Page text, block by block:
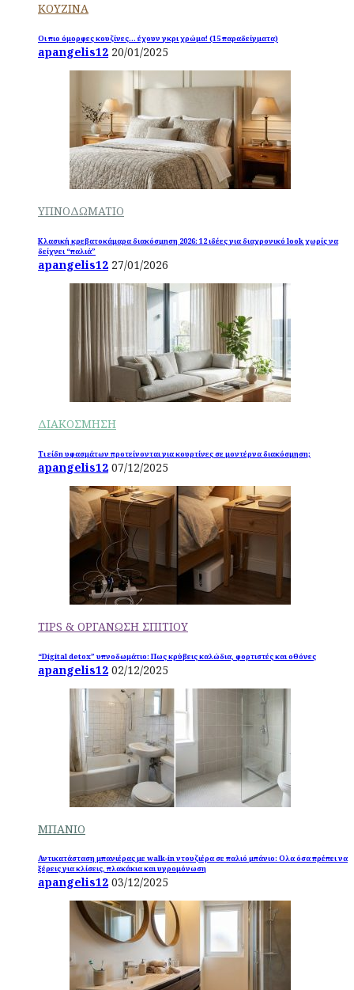
ΚΟΥΖΙΝΑ
Οι πιο όμορφες κουζίνες… έχουν γκρι χρώμα! (15 παραδείγματα)
apangelis12 20/01/2025
ΥΠΝΟΔΩΜΑΤΙΟ
Κλασική κρεβατοκάμαρα διακόσμηση 2026: 12 ιδέες για διαχρονικό look χωρίς να
δείχνει “παλιά”
apangelis12 27/01/2026
ΔΙΑΚΟΣΜΗΣΗ
Τι είδη υφασμάτων προτείνονται για κουρτίνες σε μοντέρνα διακόσμηση;
apangelis12 07/12/2025
TIPS & ΟΡΓΑΝΩΣΗ ΣΠΙΤΙΟΥ
“Digital detox” υπνοδωμάτιο: Πως κρύβεις καλώδια, φορτιστές και οθόνες
apangelis12 02/12/2025
ΜΠΑΝΙΟ
Αντικατάσταση μπανιέρας με walk-in ντουζιέρα σε παλιό μπάνιο: Ολα όσα πρέπει να
ξέρεις για κλίσεις, πλακάκια και υγρομόνωση
apangelis12 03/12/2025